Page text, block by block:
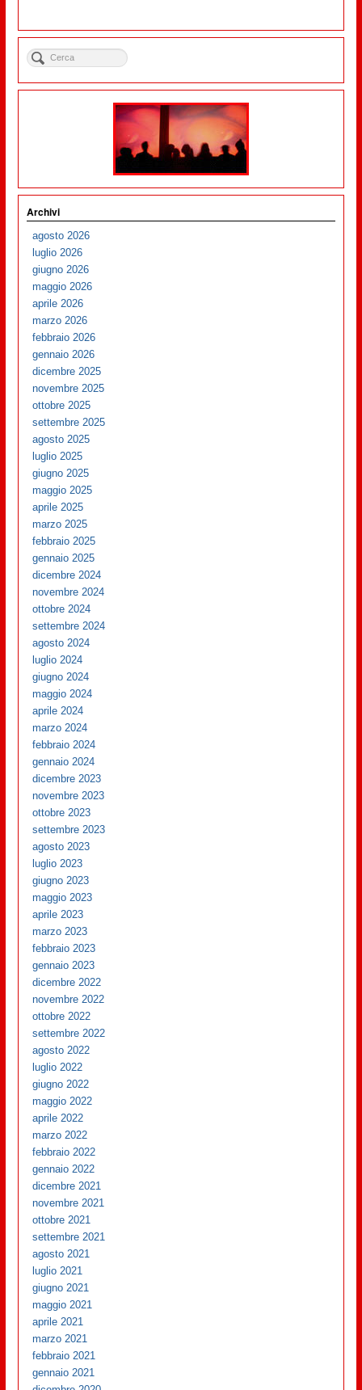
Archivi
agosto 2026
luglio 2026
giugno 2026
maggio 2026
aprile 2026
marzo 2026
febbraio 2026
gennaio 2026
dicembre 2025
novembre 2025
ottobre 2025
settembre 2025
agosto 2025
luglio 2025
giugno 2025
maggio 2025
aprile 2025
marzo 2025
febbraio 2025
gennaio 2025
dicembre 2024
novembre 2024
ottobre 2024
settembre 2024
agosto 2024
luglio 2024
giugno 2024
maggio 2024
aprile 2024
marzo 2024
febbraio 2024
gennaio 2024
dicembre 2023
novembre 2023
ottobre 2023
settembre 2023
agosto 2023
luglio 2023
giugno 2023
maggio 2023
aprile 2023
marzo 2023
febbraio 2023
gennaio 2023
dicembre 2022
novembre 2022
ottobre 2022
settembre 2022
agosto 2022
luglio 2022
giugno 2022
maggio 2022
aprile 2022
marzo 2022
febbraio 2022
gennaio 2022
dicembre 2021
novembre 2021
ottobre 2021
settembre 2021
agosto 2021
luglio 2021
giugno 2021
maggio 2021
aprile 2021
marzo 2021
febbraio 2021
gennaio 2021